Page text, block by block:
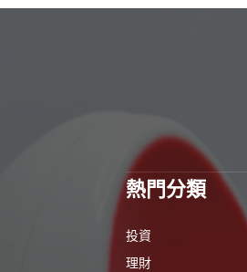
熱門分類
投資
理財